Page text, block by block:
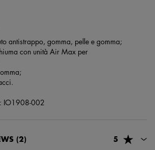
antistrappo, gomma, pelle e gomma;
con unità Air Max per
IO1908-002
(2) 5